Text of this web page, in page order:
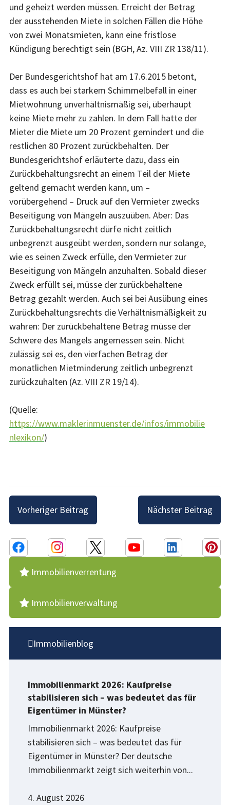
und geheizt werden müssen. Erreicht der Betrag
der ausstehenden Miete in solchen Fällen die Höhe
von zwei Monatsmieten, kann eine fristlose
Kündigung berechtigt sein (BGH, Az. VIII ZR 138/11).
Der Bundesgerichtshof hat am 17.6.2015 betont,
dass es auch bei starkem Schimmelbefall in einer
Mietwohnung unverhältnismäßig sei, überhaupt
keine Miete mehr zu zahlen. In dem Fall hatte der
Mieter die Miete um 20 Prozent gemindert und die
restlichen 80 Prozent zurückbehalten. Der
Bundesgerichtshof erläuterte dazu, dass ein
Zurückbehaltungsrecht an einem Teil der Miete
geltend gemacht werden kann, um –
vorübergehend – Druck auf den Vermieter zwecks
Beseitigung von Mängeln auszuüben. Aber: Das
Zurückbehaltungsrecht dürfe nicht zeitlich
unbegrenzt ausgeübt werden, sondern nur solange,
wie es seinen Zweck erfülle, den Vermieter zur
Beseitigung von Mängeln anzuhalten. Sobald dieser
Zweck erfüllt sei, müsse der zurückbehaltene
Betrag gezahlt werden. Auch sei bei Ausübung eines
Zurückbehaltungsrechts die Verhältnismäßigkeit zu
wahren: Der zurückbehaltene Betrag müsse der
Schwere des Mangels angemessen sein. Nicht
zulässig sei es, den vierfachen Betrag der
monatlichen Mietminderung zeitlich unbegrenzt
zurückzuhalten (Az. VIII ZR 19/14).
(Quelle:
https://www.maklerinmuenster.de/infos/immobilie
nlexikon/)
Beitragsnavigation
Vorheriger Beitrag Nächster Beitrag
Immobilienverrentung
Immobilienverwaltung
Immobilienblog
Immobilienmarkt 2026: Kaufpreise
stabilisieren sich – was bedeutet das für
Eigentümer in Münster?
Immobilienmarkt 2026: Kaufpreise
stabilisieren sich – was bedeutet das für
Eigentümer in Münster? Der deutsche
Immobilienmarkt zeigt sich weiterhin von...
4. August 2026